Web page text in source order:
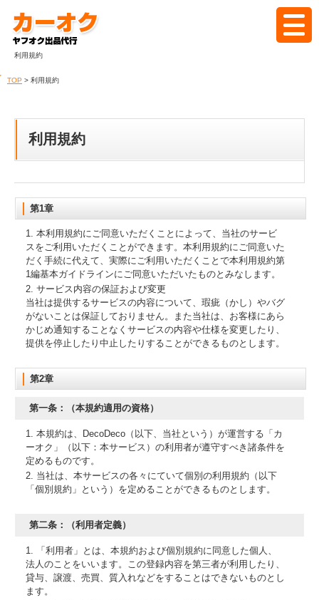
よくある質問
ブログ
見積もり
利用規約
TOP > 利用規約
利用規約
第1章
1. 本利用規約にご同意いただくことによって、当社のサービ
スをご利用いただくことができます。本利用規約にご同意いた
だく手続に代えて、実際にご利用いただくことで本利用規約第
1編基本ガイドラインにご同意いただいたものとみなします。
2. サービス内容の保証および変更
当社は提供するサービスの内容について、瑕疵（かし）やバグ
がないことは保証しておりません。また当社は、お客様にあら
かじめ通知することなくサービスの内容や仕様を変更したり、
提供を停止したり中止したりすることができるものとします。
第2章
第一条：（本規約適用の資格）
1. 本規約は、DecoDeco（以下、当社という）が運営する「カ
ーオク」（以下：本サービス）の利用者が遵守すべき諸条件を
定めるものです。
2. 当社は、本サービスの各々にていて個別の利用規約（以下
「個別規約」という）を定めることができるものとします。
第二条：（利用者定義）
1. 「利用者」とは、本規約および個別規約に同意した個人、
法人のことをいいます。この登録内容を第三者が利用したり、
貸与、譲渡、売買、質入れなどをすることはできないものとし
ます。